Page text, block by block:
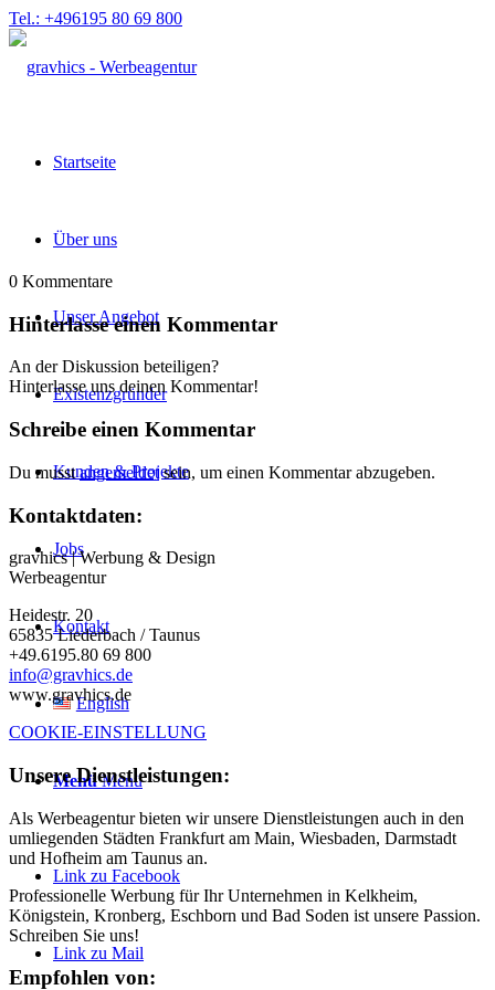
Tel.: +496195 80 69 800
Startseite
Über uns
Unser Angebot
Existenzgründer
Kunden & Projekte
Jobs
Kontakt
English
Menü Menü
Link zu Facebook
Link zu Mail
0 Kommentare
Hinterlasse einen Kommentar
An der Diskussion beteiligen?
Hinterlasse uns deinen Kommentar!
Schreibe einen Kommentar
Du musstangemeldetsein, um einen Kommentar abzugeben.
Kontaktdaten:
gravhics | Werbung & Design
Werbeagentur
Heidestr. 20
65835 Liederbach / Taunus
+49.6195.80 69 800
info@gravhics.de
www.gravhics.de
COOKIE-EINSTELLUNG
Unsere Dienstleistungen:
Als Werbeagentur bieten wir unsere Dienstleistungen auch in den
umliegenden Städten Frankfurt am Main, Wiesbaden, Darmstadt
und Hofheim am Taunus an.
Professionelle Werbung für Ihr Unternehmen in Kelkheim,
Königstein, Kronberg, Eschborn und Bad Soden ist unsere Passion.
Schreiben Sie uns!
Empfohlen von: